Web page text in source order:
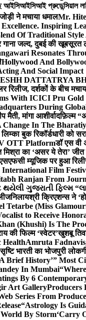
প্রুডেন্সিয়াল
ने मचाया धमालMr.
Inspiring
Of Traditional
गाना जल्द, दुबई की
Resonates
Hollywood And
And Social Impact
DATTATRYA
रिलीज, दर्शकों के बीच
With ICICI Pru
During
मांगा आशीर्वादफ़िल्म
Change In The
बुक रिकॉर्डधारी को
OTT Platformडॉ एस वी
का ‘असर ये तेरा’ जीत
एसएफसी म्यूजिक पर हुआ
Film
Ranjan From
થયેલી ગુજરાતી ફિલ્મ
निलायश्री क्रिएशन्स ने
Tetarbe (Miss
to Receive
(Khushi) Is The
की फिल्म ‘स्वेटर’खुशबू
HealthAmruta
भारती का भोजपुरी
Brief History’” Most
In Mumbai
By 6
Art GalleryProducers
Series From
“Astrology Is
World By Storm‘Carry